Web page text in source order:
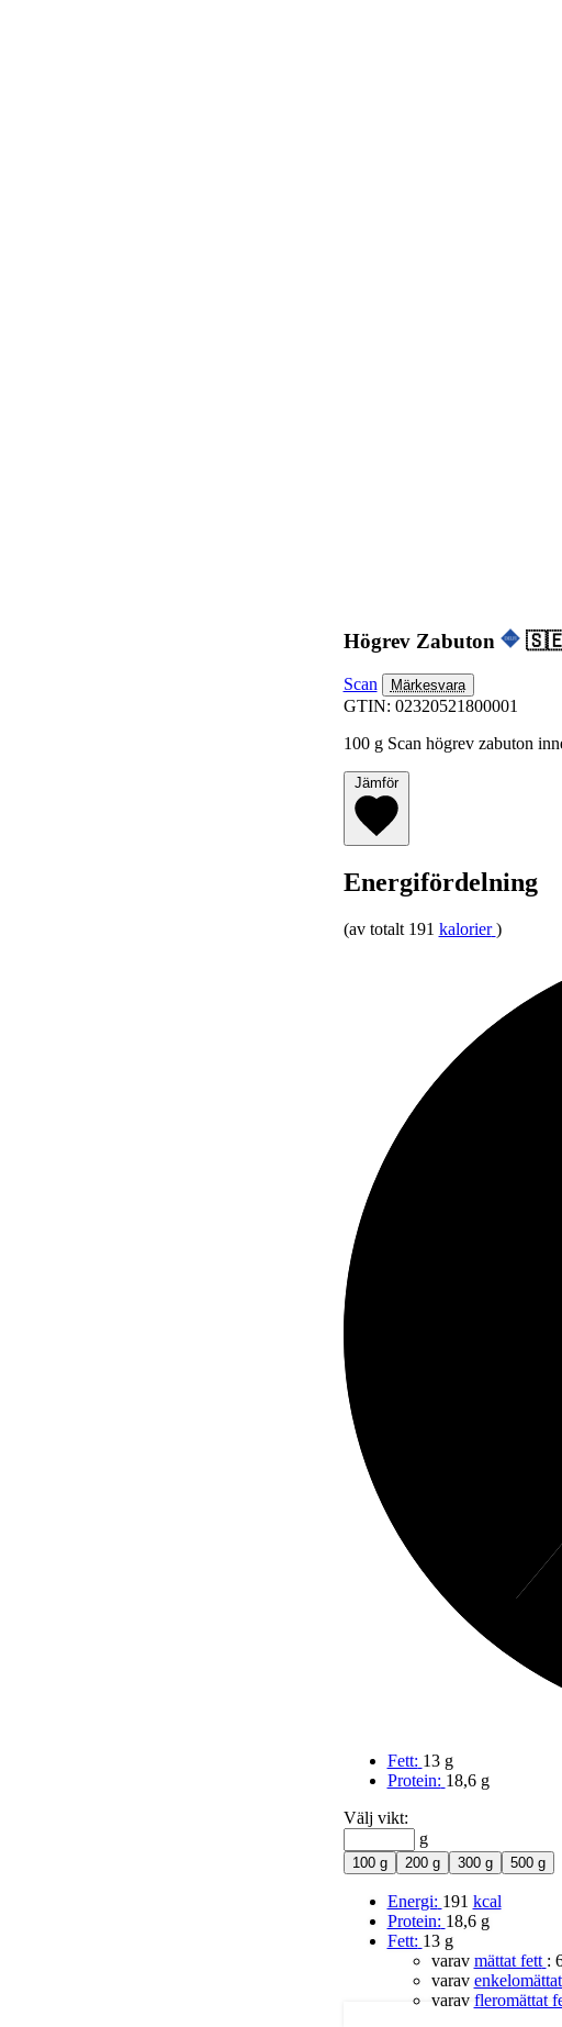
Högrev Zabuton
Scan Märkesvara
GTIN: 02320521800001
100 g Scan högrev zabuton
Jämför
Energifördelning
(av totalt 191 kalorier )
Fett: 13 g
Protein: 18,6 g
Välj vikt:
g
100 g 200 g 300 g 500 g
Energi: 191 kcal
Protein: 18,6 g
Fett: 13 g
varav mättat fett :
varav
varav fleromättat